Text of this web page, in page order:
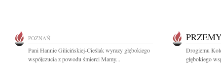
POZNAŃ
Pani Hannie Gilicińskiej-Cieślak wyrazy głębokiego
współczucia z powodu śmierci Mamy...
Drogiemu
głębokiego